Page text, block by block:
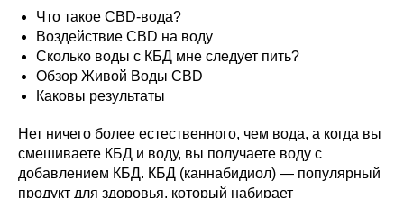
Что такое CBD-вода?
Воздействие CBD на воду
Сколько воды с КБД мне следует пить?
Обзор Живой Воды CBD
Каковы результаты
Нет ничего более естественного, чем вода, а когда вы
смешиваете КБД и воду, вы получаете воду с
добавлением КБД. КБД (каннабидиол) — популярный
продукт для здоровья, который набирает